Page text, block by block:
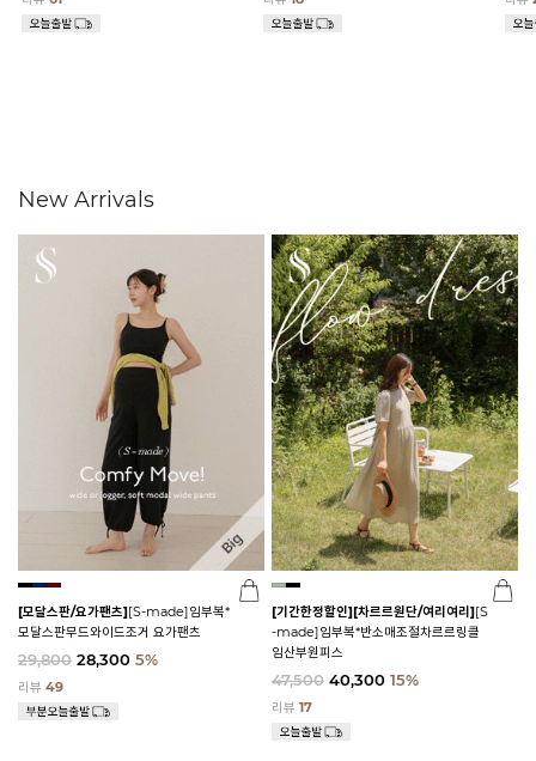
New Arrivals
[모달스판/요가팬츠][S-made]임부복*
모달스판무드와이드조거 요가팬츠
29,800 28,300 5%
리뷰 49
[기간한정할인][차르르원단/여리여리][S
-made]임부복*반소매조절차르르링클
임산부원피스
47,500 40,300 15%
리뷰 17